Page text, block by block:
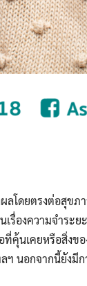
ดยตรงต่อสุข
รื่องความจำร
คุ้นเคยหรือสิ่ง
ฯ นอกจากนี้ยัง